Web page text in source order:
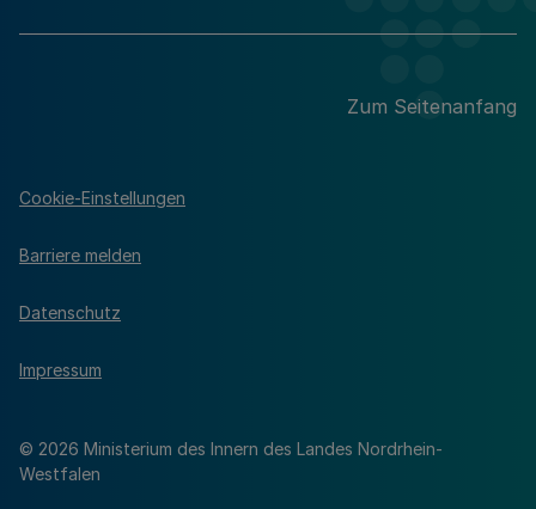
Zum Seitenanfang
© 2026 Ministerium des Innern des Landes Nordrhein-
Westfalen
Cookie-Einstellungen
Barriere melden
Datenschutz
Impressum